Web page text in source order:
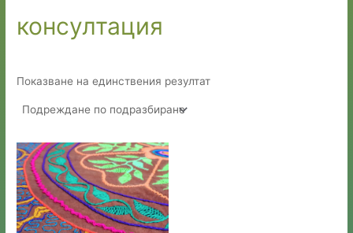
консултация
Показване на единствения резултат